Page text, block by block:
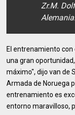
Zr.M.
Alemania.
El entrenamiento
una gran
máximo", dijo van de
Armada de Noruega
entrenamiento es
entorno maravilloso,